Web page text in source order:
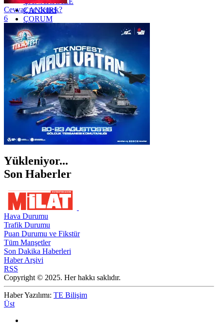
ÇANKIRI
ÇORUM
İSTANBUL
İZMİR
ŞANLIURFA
ŞIRNAK
Cevvaz ne demek?
6
Yükleniyor...
Son Haberler
Hava Durumu
Trafik Durumu
Puan Durumu ve Fikstür
Tüm Manşetler
Son Dakika Haberleri
Haber Arşivi
RSS
Copyright © 2025. Her hakkı saklıdır.
Haber Yazılımı: TE Bilişim
Üst